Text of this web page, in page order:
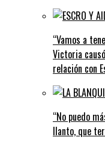
“Vamos a
Victoria
relación con
“No puedo
llanto, que